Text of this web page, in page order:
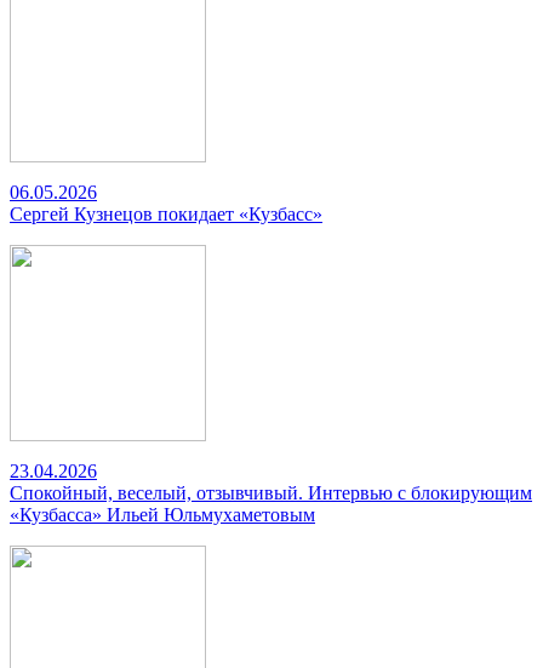
06.05.2026
Сергей Кузнецов покидает «Кузбасс»
23.04.2026
Спокойный, веселый, отзывчивый. Интервью с блокирующим
«Кузбасса» Ильей Юльмухаметовым